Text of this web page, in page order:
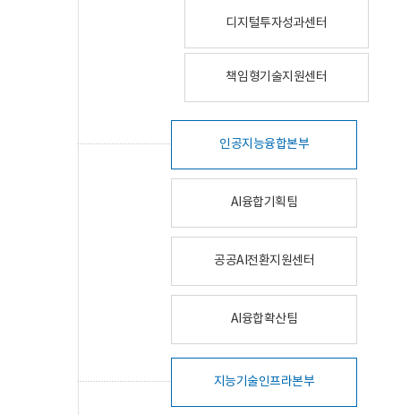
디지털투자성과센터
책임형기술지원센터
인공지능융합본부
AI융합기획팀
공공AI전환지원센터
AI융합확산팀
지능기술인프라본부